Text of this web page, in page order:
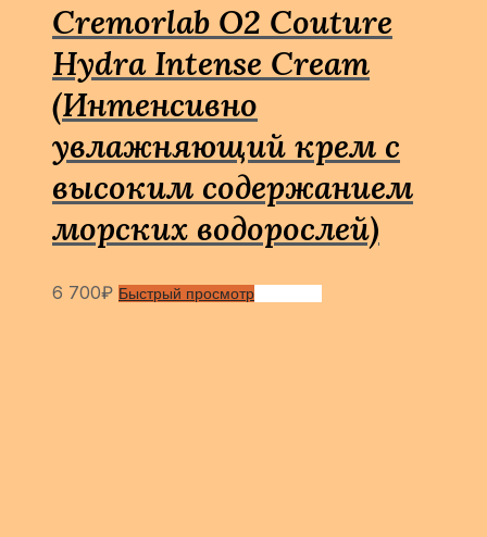
Cremorlab O2 Couture
Hydra Intense Cream
(Интенсивно
увлажняющий крем с
высоким содержанием
морских водорослей)
6 700₽ Быстрый просмотр